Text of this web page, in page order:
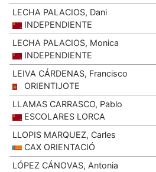
LECHA PALACIOS, Dani
INDEPENDIENTE
LECHA PALACIOS, Monica
INDEPENDIENTE
LEIVA CÁRDENAS, Francisco
ORIENTIJOTE
LLAMAS CARRASCO, Pablo
ESCOLARES LORCA
LLOPIS MARQUEZ, Carles
CAX ORIENTACIÓ
LÓPEZ CÁNOVAS, Antonia